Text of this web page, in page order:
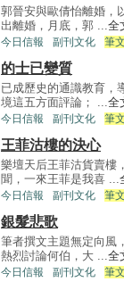
郭晉安與歐倩怡離婚，
出離婚，月底，郭 ...全
今日信報 副刊文化 筆
的士已變質
已成歷史的通識教育，
境這五方面評論； ...全
今日信報 副刊文化 筆
王菲沽樓的決心
樂壇天后王菲沽貨賣樓
聞，一來王菲是我喜 ...
今日信報 副刊文化 筆
銀髮悲歌
筆者撰文主題無定向風
熱烈討論何伯，大 ...全
今日信報 副刊文化 筆